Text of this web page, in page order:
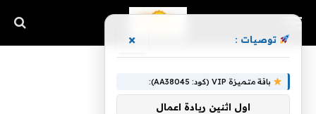
توصيات : ×
باقة متميزة VIP (كود: AA38045):
اول اثنين ريادة اعمال